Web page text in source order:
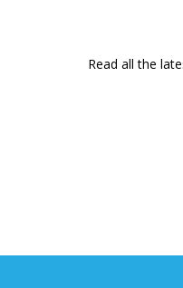
Read all the